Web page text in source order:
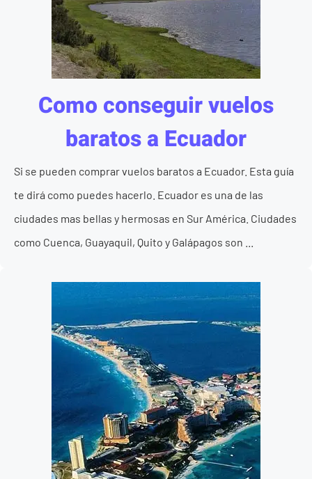
Como conseguir vuelos
baratos a Ecuador
Si se pueden comprar vuelos baratos a Ecuador. Esta guía
te dirá como puedes hacerlo. Ecuador es una de las
ciudades mas bellas y hermosas en Sur América. Ciudades
como Cuenca, Guayaquil, Quito y Galápagos son ...